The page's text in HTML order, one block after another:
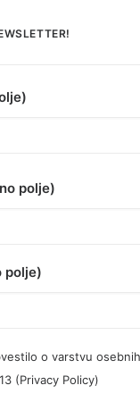
polje)
polje)
o varstvu
(Privacy Policy)